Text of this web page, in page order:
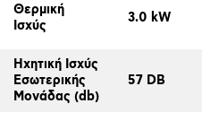
Θερμική
Ισχύς
3.0 kW
Ηχητική Ισχύς
Εσωτερικής
Μονάδας (db)
57 DB